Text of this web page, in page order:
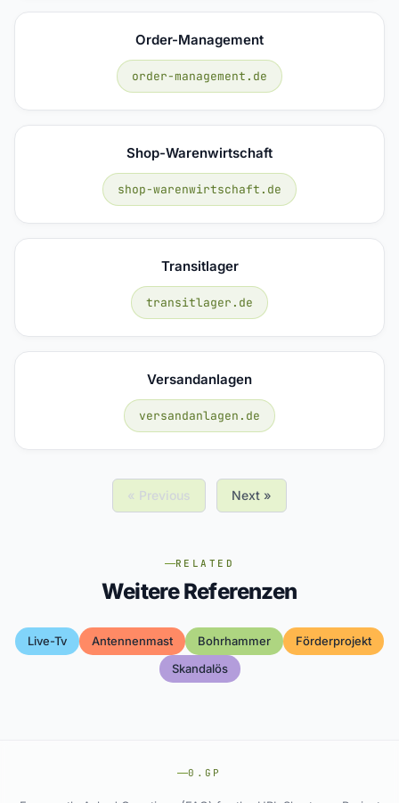
Order-Management
order-management.de
Shop-Warenwirtschaft
shop-warenwirtschaft.de
Transitlager
transitlager.de
Versandanlagen
versandanlagen.de
« Previous Next »
RELATED
Weitere Referenzen
Live-Tv Antennenmast Bohrhammer
Förderprojekt
Skandalös
0.GP